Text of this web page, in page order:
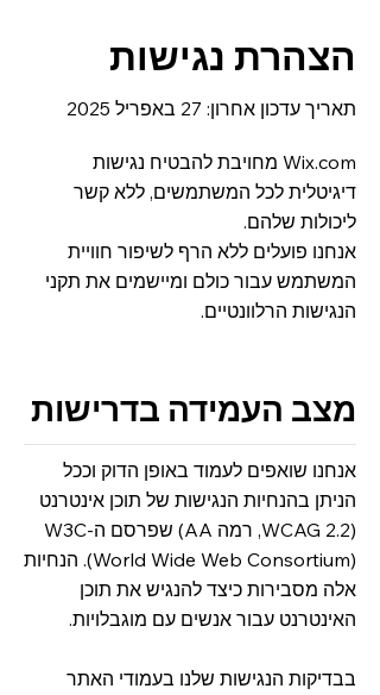
הצהרת נגישות
תאריך עדכון אחרון: 27 באפריל 2025
Wix.com מחויבת להבטיח נגישות
דיגיטלית לכל המשתמשים, ללא קשר
ליכולות שלהם.
אנחנו פועלים ללא הרף לשיפור חוויית
המשתמש עבור כולם ומיישמים את תקני
הנגישות הרלוונטיים.
מצב העמידה בדרישות
אנחנו שואפים לעמוד באופן הדוק וככל
הניתן בהנחיות הנגישות של תוכן אינטרנט
(WCAG 2.2, רמה AA) שפרסם ה-W3C
(‏World Wide Web Consortium). הנחיות
אלה מסבירות כיצד להנגיש את תוכן
האינטרנט עבור אנשים עם מוגבלויות.
בבדיקות הנגישות שלנו בעמודי האתר